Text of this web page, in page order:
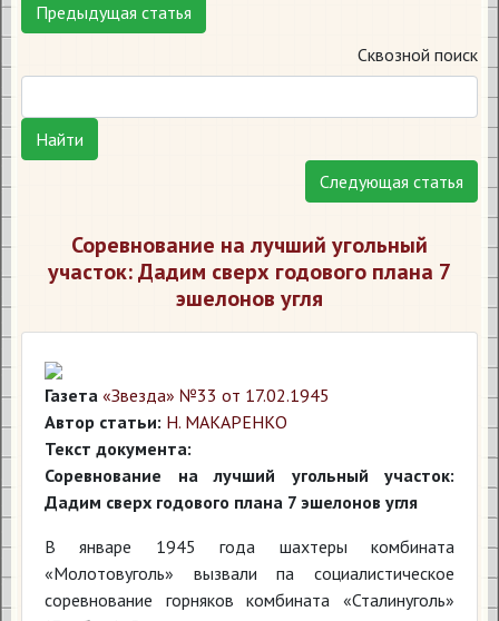
Предыдущая статья
Сквозной поиск
Найти
Следующая статья
Соревнование на лучший угольный
участок: Дадим сверх годового плана 7
эшелонов угля
Газета «Звезда» №33 от 17.02.1945
Автор статьи: Н. МАКАРЕНКО
Текст документа:
Соревнование на лучший угольный участок:
Дадим сверх годового плана 7 эшелонов угля
В январе 1945 года шахтеры комбината
«Молотовуголь» вызвали па социалистическое
соревнование горняков комбината «Сталинуголь»